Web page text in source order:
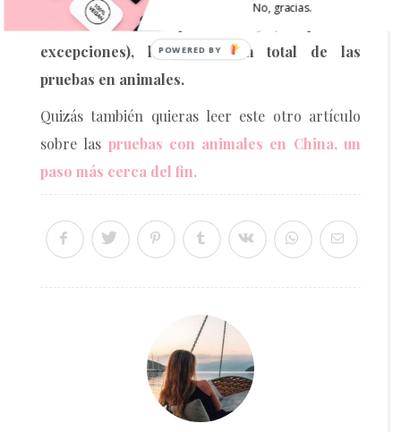
hizo la Unión Europea en 2013 (aunque con
excepciones), la prohibición total de las
pruebas en animales.
Quizás también quieras leer este otro artículo
sobre las pruebas con animales en China, un
paso más cerca del fin.
No, gracias.